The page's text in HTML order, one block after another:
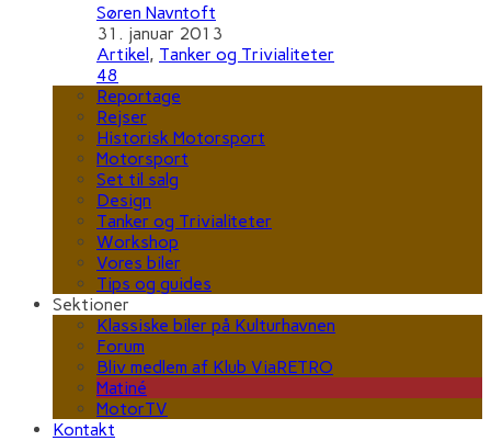
Søren Navntoft
31. januar 2013
Artikel, Tanker og Trivialiteter
48
Reportage
Rejser
Historisk Motorsport
Motorsport
Set til salg
Design
Tanker og Trivialiteter
Workshop
Vores biler
Tips og guides
Sektioner
Klassiske biler på Kulturhavnen
Forum
Bliv medlem af Klub ViaRETRO
Matiné
MotorTV
Kontakt